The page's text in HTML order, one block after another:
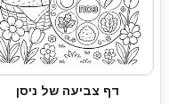
דף צביעה של ניסן